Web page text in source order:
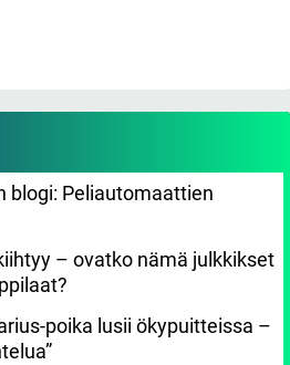
blogi: Peliautomaattien
– ovatko nämä julkkikset
poika lusii ökypuitteissa –